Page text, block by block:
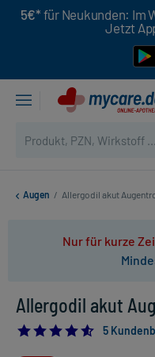
5€* für Neukunden: Im
Jetzt
Augen / Allergodil akut
Nur für kurze
Allergodil akut
4.6
5